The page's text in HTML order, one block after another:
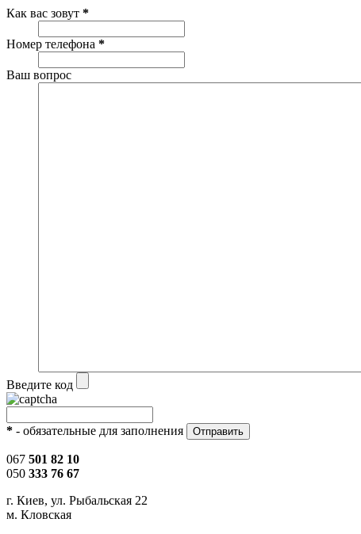
Как вас зовут *
Номер телефона *
Ваш вопрос
Введите код
* - обязательные для заполнения
067 501 82 10
050 333 76 67
г. Киев, ул. Рыбальская 22
м. Кловская